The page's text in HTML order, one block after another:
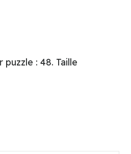
: 48. Taille